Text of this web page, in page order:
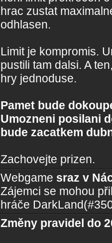
hrac zustat
odhlasen.
Limit je kompromis.
pustili tam dalsi. A
hry jednoduse.
Pamet bude
Umozneni posilani
bude zacatkem
Zachovejte prizen.
Webgame sraz v
Zájemci se mohou
hráče
Změny pravidel do